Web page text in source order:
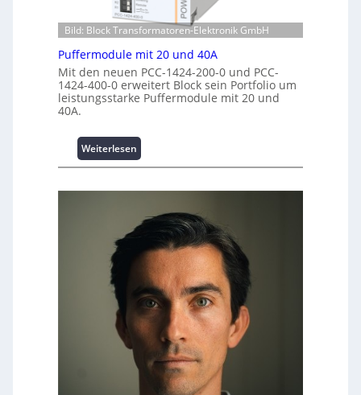
z
e
n
t
r
e
n
p
w
e
r
k
z
e
e
s
t
i
t
o
n
c
e
h
t
a
u
Bild: Block Transformatoren-Elektronik GmbH
Puffermodule mit 20 und 40A
Mit den neuen PCC-1424-200-0 und PCC-
1424-400-0 erweitert Block sein Portfolio um
leistungsstarke Puffermodule mit 20 und
40A.
Weiterlesen:
P
f
e
m
d
u
l
e
i